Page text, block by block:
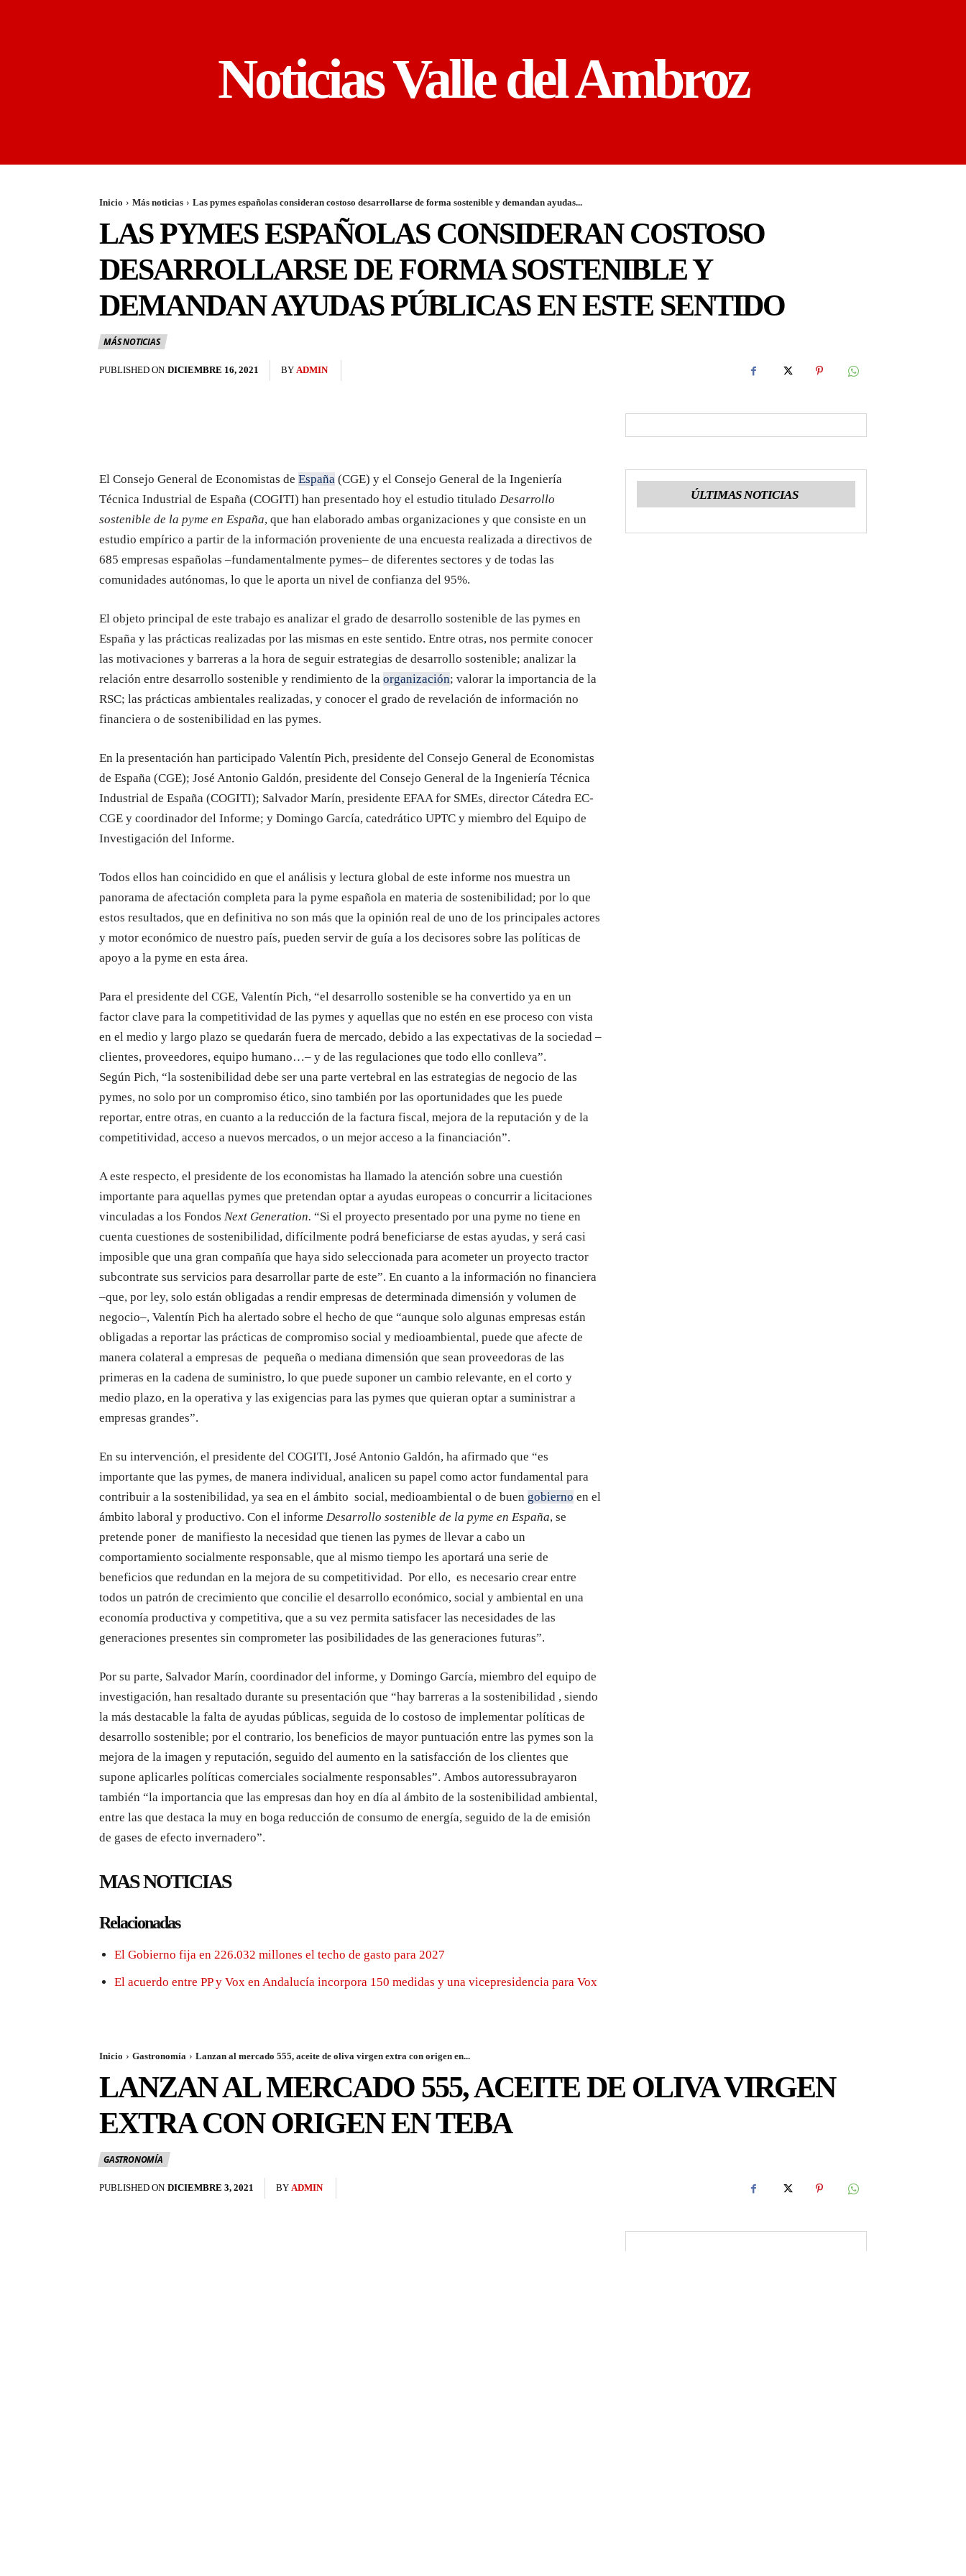
Noticias Valle del Ambroz
Inicio Más noticias Las pymes españolas consideran costoso desarrollarse de forma sostenible y demandan ayudas...
LAS PYMES ESPAÑOLAS CONSIDERAN COSTOSO
DESARROLLARSE DE FORMA SOSTENIBLE Y
DEMANDAN AYUDAS PÚBLICAS EN ESTE SENTIDO
MÁS NOTICIAS
PUBLISHED ON DICIEMBRE 16, 2021 BY ADMIN
El Consejo General de Economistas de España (CGE) y el Consejo General de la Ingeniería
Técnica Industrial de España (COGITI) han presentado hoy el estudio titulado Desarrollo
sostenible de la pyme en España, que han elaborado ambas organizaciones y que consiste en un
estudio empírico a partir de la información proveniente de una encuesta realizada a directivos de
685 empresas españolas –fundamentalmente pymes– de diferentes sectores y de todas las
comunidades autónomas, lo que le aporta un nivel de confianza del 95%.
El objeto principal de este trabajo es analizar el grado de desarrollo sostenible de las pymes en
España y las prácticas realizadas por las mismas en este sentido. Entre otras, nos permite conocer
las motivaciones y barreras a la hora de seguir estrategias de desarrollo sostenible; analizar la
relación entre desarrollo sostenible y rendimiento de la organización; valorar la importancia de la
RSC; las prácticas ambientales realizadas, y conocer el grado de revelación de información no
financiera o de sostenibilidad en las pymes.
En la presentación han participado Valentín Pich, presidente del Consejo General de Economistas
de España (CGE); José Antonio Galdón, presidente del Consejo General de la Ingeniería Técnica
Industrial de España (COGITI); Salvador Marín, presidente EFAA for SMEs, director Cátedra EC-
CGE y coordinador del Informe; y Domingo García, catedrático UPTC y miembro del Equipo de
Investigación del Informe.
Todos ellos han coincidido en que el análisis y lectura global de este informe nos muestra un
panorama de afectación completa para la pyme española en materia de sostenibilidad; por lo que
estos resultados, que en definitiva no son más que la opinión real de uno de los principales actores
y motor económico de nuestro país, pueden servir de guía a los decisores sobre las políticas de
apoyo a la pyme en esta área.
Para el presidente del CGE, Valentín Pich, “el desarrollo sostenible se ha convertido ya en un
factor clave para la competitividad de las pymes y aquellas que no estén en ese proceso con vista
en el medio y largo plazo se quedarán fuera de mercado, debido a las expectativas de la sociedad –
clientes, proveedores, equipo humano…– y de las regulaciones que todo ello conlleva”.
Según Pich, “la sostenibilidad debe ser una parte vertebral en las estrategias de negocio de las
pymes, no solo por un compromiso ético, sino también por las oportunidades que les puede
reportar, entre otras, en cuanto a la reducción de la factura fiscal, mejora de la reputación y de la
competitividad, acceso a nuevos mercados, o un mejor acceso a la financiación”.
A este respecto, el presidente de los economistas ha llamado la atención sobre una cuestión
importante para aquellas pymes que pretendan optar a ayudas europeas o concurrir a licitaciones
vinculadas a los Fondos Next Generation. “Si el proyecto presentado por una pyme no tiene en
cuenta cuestiones de sostenibilidad, difícilmente podrá beneficiarse de estas ayudas, y será casi
imposible que una gran compañía que haya sido seleccionada para acometer un proyecto tractor
subcontrate sus servicios para desarrollar parte de este”. En cuanto a la información no financiera
–que, por ley, solo están obligadas a rendir empresas de determinada dimensión y volumen de
negocio–, Valentín Pich ha alertado sobre el hecho de que “aunque solo algunas empresas están
obligadas a reportar las prácticas de compromiso social y medioambiental, puede que afecte de
manera colateral a empresas de pequeña o mediana dimensión que sean proveedoras de las
primeras en la cadena de suministro, lo que puede suponer un cambio relevante, en el corto y
medio plazo, en la operativa y las exigencias para las pymes que quieran optar a suministrar a
empresas grandes”.
En su intervención, el presidente del COGITI, José Antonio Galdón, ha afirmado que “es
importante que las pymes, de manera individual, analicen su papel como actor fundamental para
contribuir a la sostenibilidad, ya sea en el ámbito social, medioambiental o de buen gobierno en el
ámbito laboral y productivo. Con el informe Desarrollo sostenible de la pyme en España, se
pretende poner de manifiesto la necesidad que tienen las pymes de llevar a cabo un
comportamiento socialmente responsable, que al mismo tiempo les aportará una serie de
beneficios que redundan en la mejora de su competitividad. Por ello, es necesario crear entre
todos un patrón de crecimiento que concilie el desarrollo económico, social y ambiental en una
economía productiva y competitiva, que a su vez permita satisfacer las necesidades de las
generaciones presentes sin comprometer las posibilidades de las generaciones futuras”.
Por su parte, Salvador Marín, coordinador del informe, y Domingo García, miembro del equipo de
investigación, han resaltado durante su presentación que “hay barreras a la sostenibilidad , siendo
la más destacable la falta de ayudas públicas, seguida de lo costoso de implementar políticas de
desarrollo sostenible; por el contrario, los beneficios de mayor puntuación entre las pymes son la
mejora de la imagen y reputación, seguido del aumento en la satisfacción de los clientes que
supone aplicarles políticas comerciales socialmente responsables”. Ambos autoressubrayaron
también “la importancia que las empresas dan hoy en día al ámbito de la sostenibilidad ambiental,
entre las que destaca la muy en boga reducción de consumo de energía, seguido de la de emisión
de gases de efecto invernadero”.
MAS NOTICIAS
Relacionadas
El Gobierno fija en 226.032 millones el techo de gasto para 2027
El acuerdo entre PP y Vox en Andalucía incorpora 150 medidas y una vicepresidencia para Vox
ÚLTIMAS NOTICIAS